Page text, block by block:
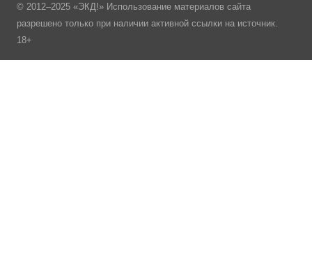
© 2012–2025 «ЭКД!» Использование материалов сайта
разрешено только при наличии активной ссылки на источник.
18+